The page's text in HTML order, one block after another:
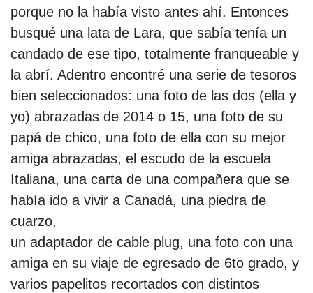
porque no la había visto antes ahí. Entonces
busqué una lata de Lara, que sabía tenía un
candado de ese tipo, totalmente franqueable y
la abrí. Adentro encontré una serie de tesoros
bien seleccionados: una foto de las dos (ella y
yo) abrazadas de 2014 o 15, una foto de su
papá de chico, una foto de ella con su mejor
amiga abrazadas, el escudo de la escuela
Italiana, una carta de una compañera que se
había ido a vivir a Canadá, una piedra de
cuarzo,
un adaptador de cable plug, una foto con una
amiga en su viaje de egresado de 6to grado, y
varios papelitos recortados con distintos